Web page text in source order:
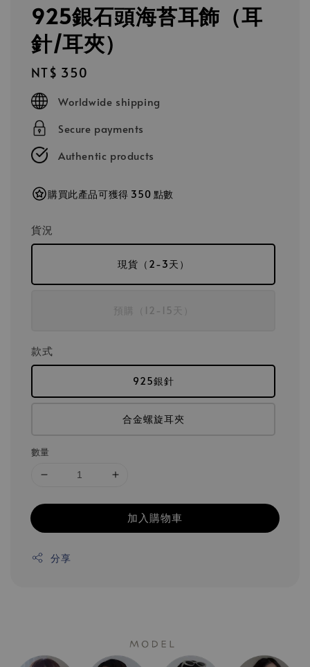
925銀石頭海苔耳飾（耳
針/耳夾）
Regular
price
NT$ 350
Worldwide shipping
Secure payments
Authentic products
購買此產品可獲得 350 點數
貨況
現貨（2-3天）
預購（12-15天）
款式
925銀針
合金螺旋耳夾
數量
加入購物車
分享